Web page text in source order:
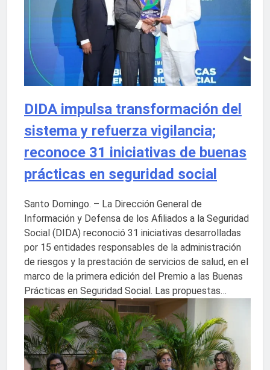
DIDA impulsa transformación del
sistema y refuerza vigilancia;
reconoce 31 iniciativas de buenas
prácticas en seguridad social
Santo Domingo. – La Dirección General de
Información y Defensa de los Afiliados a la Seguridad
Social (DIDA) reconoció 31 iniciativas desarrolladas
por 15 entidades responsables de la administración
de riesgos y la prestación de servicios de salud, en el
marco de la primera edición del Premio a las Buenas
Prácticas en Seguridad Social. Las propuestas…